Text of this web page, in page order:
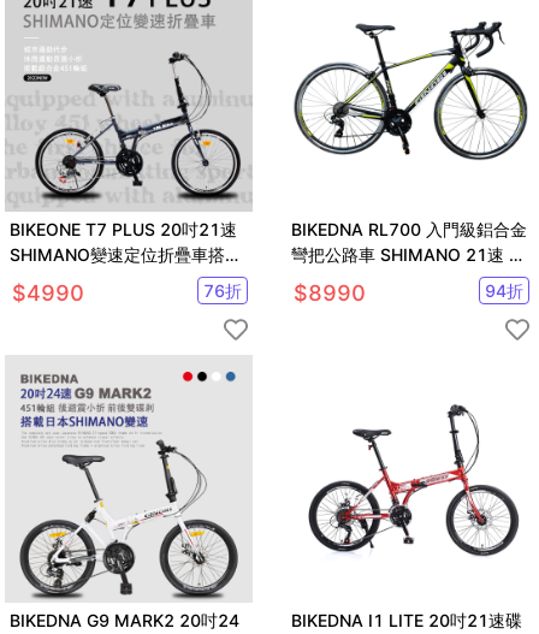
BIKEONE T7 PLUS 20吋21速
SHIMANO變速定位折疊車搭載
鋁合金451輪組小折
$4990 76折
BIKEDNA RL700 入門級鋁合金
彎把公路車 SHIMANO 21速 標
準甩把煞變合一
$8990 94折
BIKEDNA G9 MARK2 20吋24
BIKEDNA I1 LITE 20吋21速碟